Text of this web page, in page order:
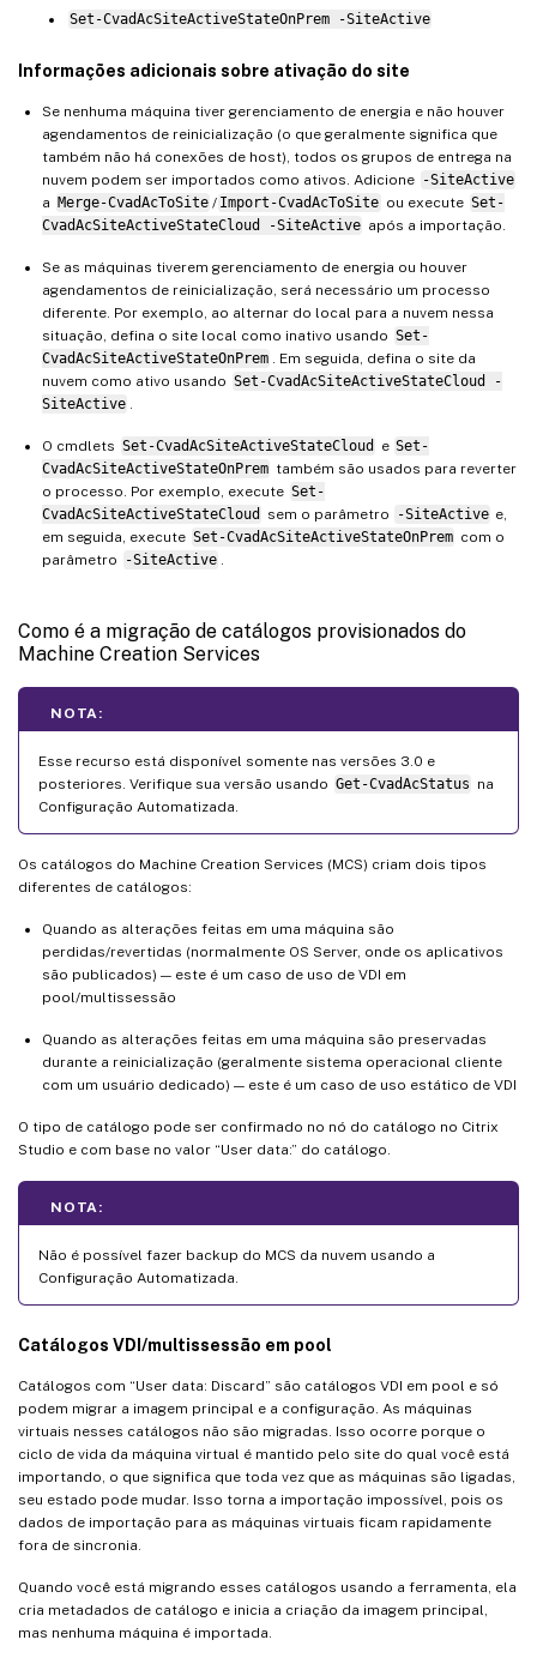
Set-CvadAcSiteActiveStateOnPrem -SiteActive
Informações adicionais sobre ativação do site
Se nenhuma máquina tiver gerenciamento de energia e não houver
agendamentos de reinicialização (o que geralmente significa que
também não há conexões de host), todos os grupos de entrega na
nuvem podem ser importados como ativos. Adicione -SiteActive
a Merge-CvadAcToSite / Import-CvadAcToSite ou execute Set-
CvadAcSiteActiveStateCloud -SiteActive após a importação.
Se as máquinas tiverem gerenciamento de energia ou houver
agendamentos de reinicialização, será necessário um processo
diferente. Por exemplo, ao alternar do local para a nuvem nessa
situação, defina o site local como inativo usando Set-
CvadAcSiteActiveStateOnPrem . Em seguida, defina o site da
nuvem como ativo usando Set-CvadAcSiteActiveStateCloud -
SiteActive .
O cmdlets Set-CvadAcSiteActiveStateCloud e Set-
CvadAcSiteActiveStateOnPrem também são usados para reverter
o processo. Por exemplo, execute Set-
CvadAcSiteActiveStateCloud
sem o parâmetro -SiteActive e,
em seguida, execute Set-CvadAcSiteActiveStateOnPrem com o
parâmetro
-SiteActive .
Como é a migração de catálogos provisionados do
Machine Creation Services
NOTA:
Esse recurso está disponível somente nas versões 3.0 e
posteriores. Verifique sua versão usando Get-CvadAcStatus na
Configuração Automatizada.
Os catálogos do Machine Creation Services (MCS) criam dois tipos
diferentes de catálogos:
Quando as alterações feitas em uma máquina são
perdidas/revertidas (normalmente OS Server, onde os aplicativos
são publicados) — este é um caso de uso de VDI em
pool/multissessão
Quando as alterações feitas em uma máquina são preservadas
durante a reinicialização (geralmente sistema operacional cliente
com um usuário dedicado) — este é um caso de uso estático de VDI
O tipo de catálogo pode ser confirmado no nó do catálogo no Citrix
Studio e com base no valor “User data:” do catálogo.
NOTA:
Não é possível fazer backup do MCS da nuvem usando a
Configuração Automatizada.
Catálogos VDI/multissessão em pool
Catálogos com “User data: Discard” são catálogos VDI em pool e só
podem migrar a imagem principal e a configuração. As máquinas
virtuais nesses catálogos não são migradas. Isso ocorre porque o
ciclo de vida da máquina virtual é mantido pelo site do qual você está
importando, o que significa que toda vez que as máquinas são ligadas,
seu estado pode mudar. Isso torna a importação impossível, pois os
dados de importação para as máquinas virtuais ficam rapidamente
fora de sincronia.
Quando você está migrando esses catálogos usando a ferramenta, ela
cria metadados de catálogo e inicia a criação da imagem principal,
mas nenhuma máquina é importada.